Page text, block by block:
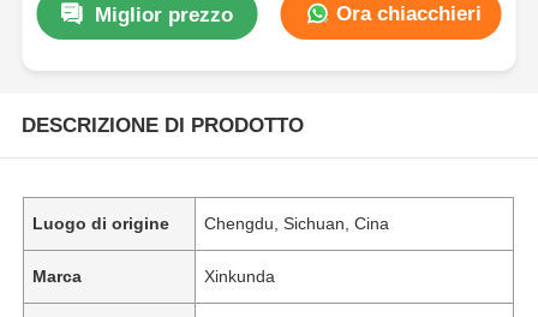
Miglior prezzo Ora chiacchieri
DESCRIZIONE DI PRODOTTO
Luogo di origine Chengdu, Sichuan, Cina
Marca Xinkunda